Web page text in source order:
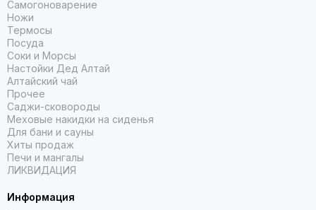
Самогоноварение
Ножи
Термосы
Посуда
Соки и Морсы
Настойки Дед Алтай
Алтайский чай
Прочее
Саджи-сковороды
Меховые накидки на сиденья
Для бани и сауны
Хиты продаж
Печи и мангалы
ЛИКВИДАЦИЯ
Информация